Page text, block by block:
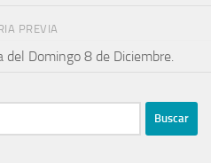
PREVIA
del Domingo 8 de Diciembre.